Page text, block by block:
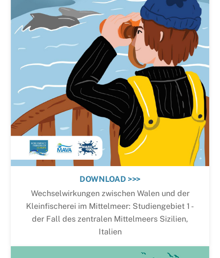
DOWNLOAD >>>
Wechselwirkungen zwischen Walen und der
Kleinfischerei im Mittelmeer: Studiengebiet 1 -
der Fall des zentralen Mittelmeers Sizilien,
Italien